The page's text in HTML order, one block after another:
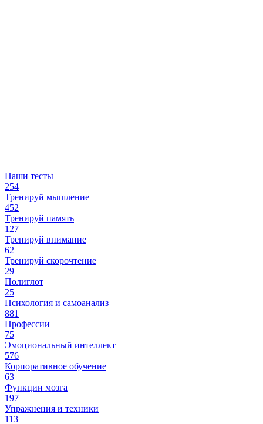
Наши тесты
254
Тренируй мышление
452
Тренируй память
127
Тренируй внимание
62
Тренируй скорочтение
29
Полиглот
25
Психология и самоанализ
881
Профессии
75
Эмоциональный интеллект
576
Корпоративное обучение
63
Функции мозга
197
Упражнения и техники
113